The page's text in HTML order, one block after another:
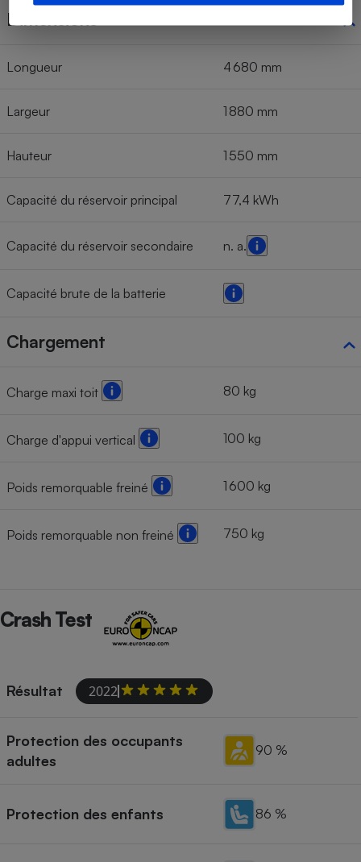
Dimensions
Longueur 4 680 mm
Largeur 1 880 mm
Hauteur 1 550 mm
Capacité du réservoir principal 77,4 kWh
Capacité du réservoir secondaire n. a.
Capacité brute de la batterie
Chargement
Charge maxi toit 80 kg
Charge d'appui vertical 100 kg
Poids remorquable freiné 1 600 kg
Poids remorquable non freiné 750 kg
Crash Test
Résultat 2022
Protection des occupants
adultes
90 %
Protection des enfants 86 %